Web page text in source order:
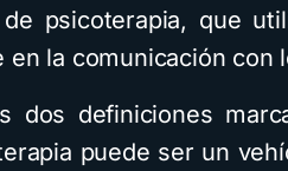
psicoterapia, que
en la comunicación con
dos definiciones
puede ser un